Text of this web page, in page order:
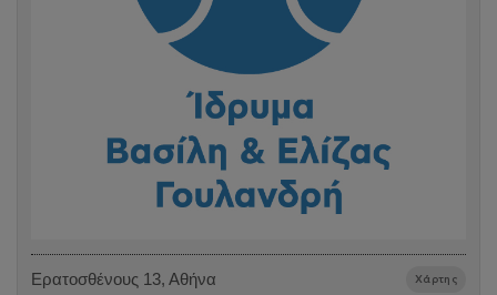
Ερατοσθένους 13, Αθήνα Χάρτης